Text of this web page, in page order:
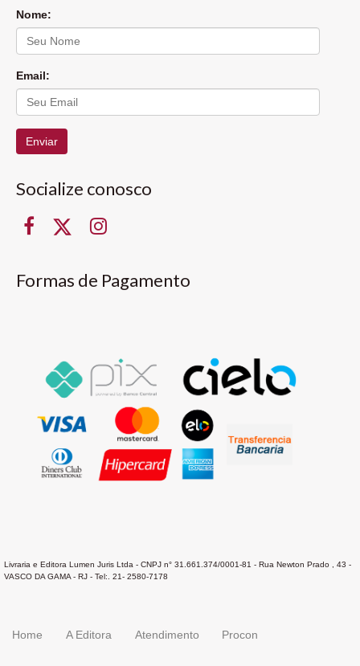
Nome:
Email:
Enviar
Socialize conosco
Formas de Pagamento
Livraria e Editora Lumen Juris Ltda - CNPJ n° 31.661.374/0001-81 - Rua Newton Prado , 43 -
VASCO DA GAMA - RJ - Tel:. 21- 2580-7178
Home A Editora Atendimento Procon